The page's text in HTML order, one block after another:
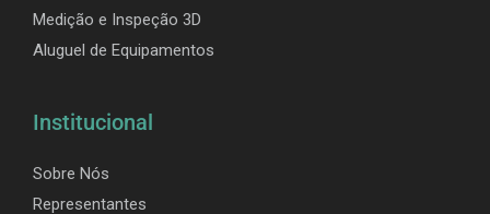
Medição e Inspeção 3D
Aluguel de Equipamentos
Institucional
Sobre Nós
Representantes